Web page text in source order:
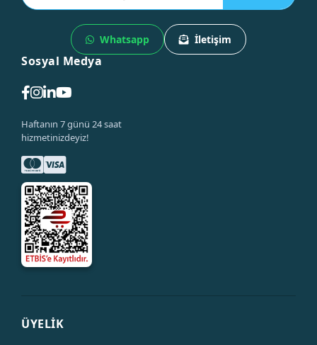
Whatsapp İletişim
Sosyal Medya
Haftanın 7 günü 24 saat
hizmetinizdeyiz!
ÜYELİK